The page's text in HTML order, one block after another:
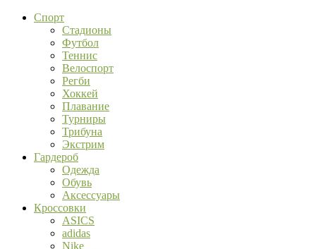
Спорт
Стадионы
Футбол
Теннис
Велоспорт
Регби
Хоккей
Плавание
Турниры
Трибуна
Экстрим
Гардероб
Одежда
Обувь
Аксессуары
Кроссовки
ASICS
adidas
Nike